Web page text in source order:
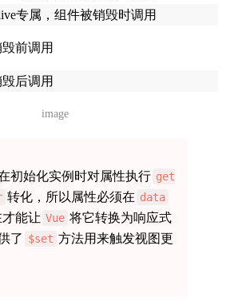
专属，组件被销毁时调用
前调用
后调用
image
初始化实例时对属性执行 get
转化，所以属性必须在 data
能让 Vue 将它转换为响应式
了 $set 方法用来触发视图更